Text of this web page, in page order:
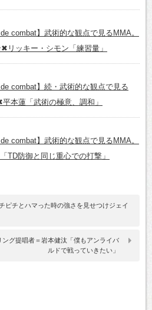
combat】武術的な観点で見るMMA。
リッキー・シモン「練習量」
de combat】続・武術的な観点で見る
本蓮「武術の極意、調和」
combat】武術的な観点で見るMMA。
TD防御と同じ重心での打撃」
ピチとハマった時の強さを見せつけジェイ
ング提唱者＝岩本健汰「僕もアンライバ
ルドで戦っていきたい」